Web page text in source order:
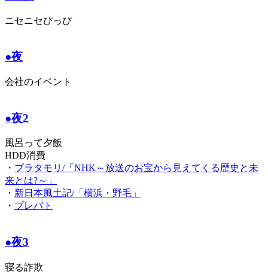
ニセニセぴっぴ
●夜
会社のイベント
●夜2
風呂って夕飯
HDD消費
・ ブラタモリ/「NHK～放送のお宝から見えてくる歴史と未
来とは?～」
・ 新日本風土記/「横浜・野毛」
・ プレバト
●夜3
寝る詐欺